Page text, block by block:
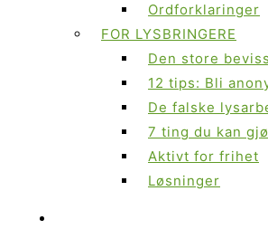
Ordforklaringer
FOR LYSBRINGERE
Den store
12 tips: Bli
De falske
7 ting du kan
Aktivt for frihet
Løsninger